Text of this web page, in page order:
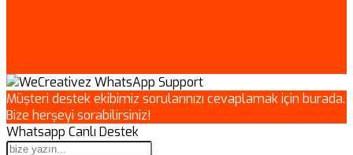
Müşteri destek ekibimiz sorularınızı cevaplamak için burada.
Bize herşeyi sorabilirsiniz!
Whatsapp Canlı Destek